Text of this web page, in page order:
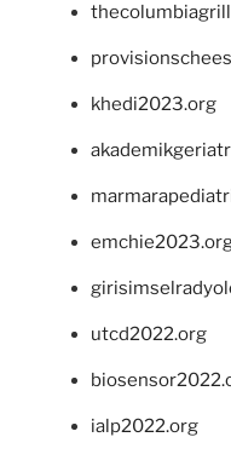
khedi2023.org
utcd2022.org
ialp2022.org